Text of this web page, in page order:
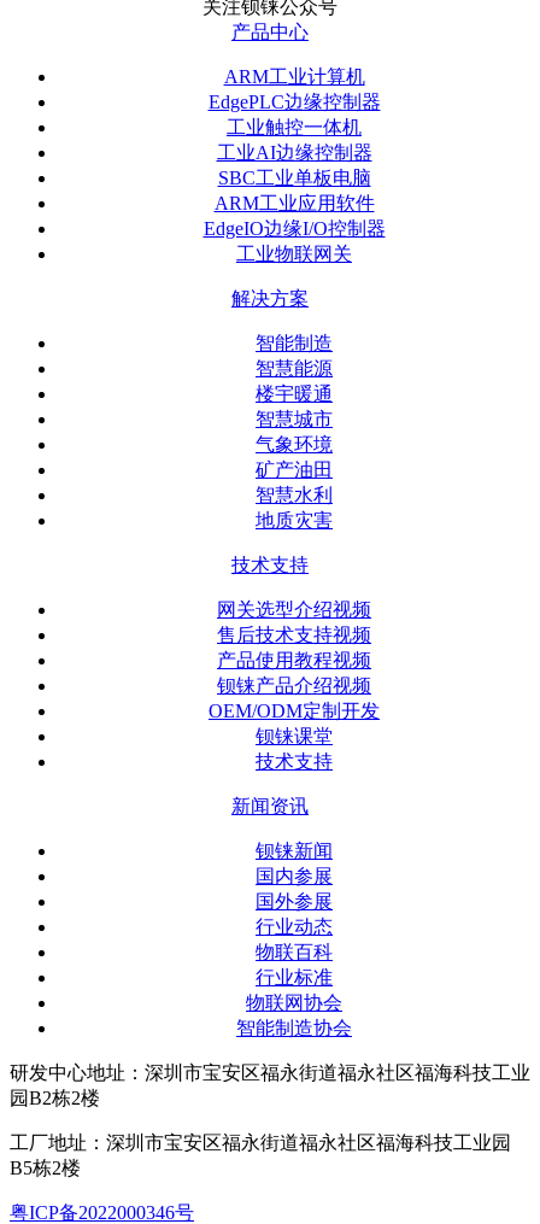
关注钡铼公众号
产品中心
ARM工业计算机
EdgePLC边缘控制器
工业触控一体机
工业AI边缘控制器
SBC工业单板电脑
ARM工业应用软件
EdgeIO边缘I/O控制器
工业物联网关
解决方案
智能制造
智慧能源
楼宇暖通
智慧城市
气象环境
矿产油田
智慧水利
地质灾害
技术支持
网关选型介绍视频
售后技术支持视频
产品使用教程视频
钡铼产品介绍视频
OEM/ODM定制开发
钡铼课堂
技术支持
新闻资讯
钡铼新闻
国内参展
国外参展
行业动态
物联百科
行业标准
物联网协会
智能制造协会
研发中心地址：深圳市宝安区福永街道福永社区福海科技工业
园B2栋2楼
工厂地址：深圳市宝安区福永街道福永社区福海科技工业园
B5栋2楼
粤ICP备2022000346号